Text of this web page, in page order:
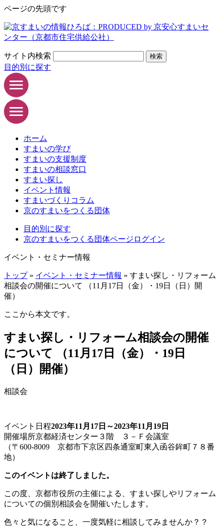
ページの先頭です
サイト内検索 検索
目的別に探す
ホーム
すまいの学び
すまいの支援制度
すまいの相談窓口
すまい探し
イベント情報
すまいづくりコラム
京のすまいをつくる団体
目的別に探す
京のすまいをつくる団体ページログイン
イベント・セミナー情報
トップ» イベント・セミナー情報 » すまい探し・リフォーム
相談会の開催について （11月17日（金）・19日（日）開
催）
ここから本文です。
すまい探し・リフォーム相談会の開催
について （11月17日（金）・19日
（日）開催）
相談会
イベント日程2023年11月17日～2023年11月19日
開催場所京都経済センター３階 ３－Ｆ会議室
（〒600-8009 京都市下京区四条通室町東入函谷鉾町７８番
地）
このイベントは終了しました。
この度、京都市役所の主催による、すまい探しやリフォーム
についての個別相談会を開催いたします。
色々と気になること、一度気軽に相談してみませんか？？